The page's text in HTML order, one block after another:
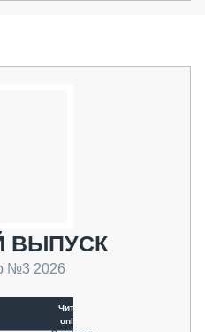
ВЫПУСК
№3 2026
Читать
online